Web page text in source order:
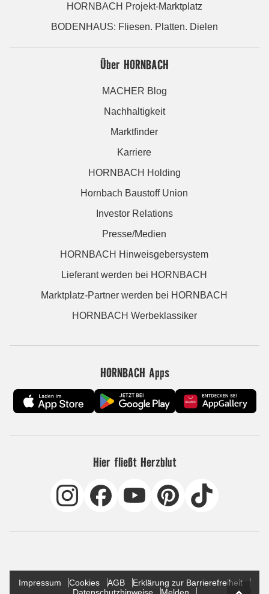
HORNBACH Projekt-Marktplatz
BODENHAUS: Fliesen. Platten. Dielen
Über HORNBACH
MACHER Blog
Nachhaltigkeit
Marktfinder
Karriere
HORNBACH Holding
Hornbach Baustoff Union
Investor Relations
Presse/Medien
HORNBACH Hinweisgebersystem
Lieferant werden bei HORNBACH
Marktplatz-Partner werden bei HORNBACH
HORNBACH Werbeklassiker
HORNBACH Apps
Hier fließt Herzblut
Impressum Cookies AGB
Erklärung zur Barrierefreiheit